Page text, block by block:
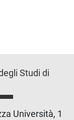
Studi di
Università, 1